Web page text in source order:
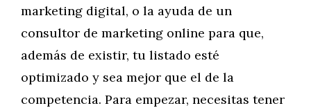
marketing digital, o la ayuda de un
consultor de marketing online para que,
además de existir, tu listado esté
optimizado y sea mejor que el de la
competencia. Para empezar, necesitas tener